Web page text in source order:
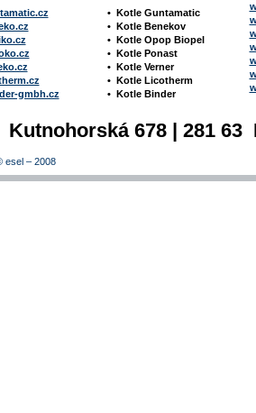
gmbh.cz
• Kotle Guntamatic
•
Kotle Benekov
•
Kotle Opop Biopel
•
Kotle Ponast
•
Kotle Verner
•
Kotle Licotherm
•
Kotle Binder
Kutnohorská 678 | 281
esel – 2008